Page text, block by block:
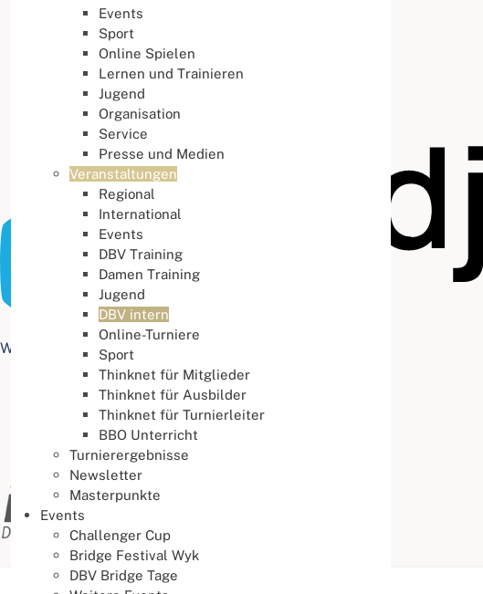
Buchstabenabstand
Web Accessibility plugin
Events
Sport
Online Spielen
Lernen und Trainieren
Jugend
Organisation
Service
Presse und Medien
Veranstaltungen
Regional
International
Events
DBV Training
Damen Training
Jugend
DBV intern
Online-Turniere
Sport
Thinknet für Mitglieder
Thinknet für Ausbilder
Thinknet für Turnierleiter
BBO Unterricht
Turnierergebnisse
Newsletter
Masterpunkte
Events
Challenger Cup
Bridge Festival Wyk
DBV Bridge Tage